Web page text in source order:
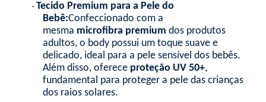
• Tecido Premium para a Pele do
Bebê:Confeccionado com a
mesma microfibra premium dos produtos
adultos, o body possui um toque suave e
delicado, ideal para a pele sensível dos bebês.
Além disso, oferece proteção UV 50+,
fundamental para proteger a pele das crianças
dos raios solares.